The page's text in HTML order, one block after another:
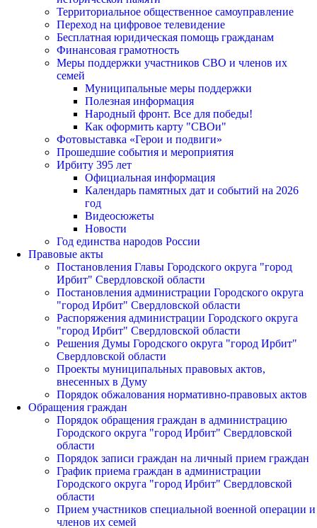
Территориальное общественное самоуправление
Переход на цифровое телевидение
Бесплатная юридическая помощь гражданам
Финансовая грамотность
Меры поддержки участников СВО и членов их
семей
Муниципальные меры поддержки
Полезная информация
Народный фронт. Все для победы!
Как оформить карту "СВОи"
Фотовыставка «Герои и подвиги»
Прошедшие события и мероприятия
Ирбиту 395 лет
Официальная информация
Календарь памятных дат и событий на 2026
год
Видеосюжеты
Новости
Год единства народов России
Правовые акты
Постановления Главы Городского округа "город
Ирбит" Свердловской области
Постановления администрации Городского округа
"город Ирбит" Свердловской области
Распоряжения администрации Городского округа
"город Ирбит" Свердловской области
Решения Думы Городского округа "город Ирбит"
Свердловской области
Проекты муниципальных правовых актов,
внесенных в Думу
Порядок обжалования нормативно-правовых актов
Обращения граждан
Порядок обращения граждан в администрацию
Городского округа "город Ирбит" Свердловской
области
Порядок записи граждан на личный прием граждан
График приема граждан в администрации
Городского округа "город Ирбит" Свердловской
области
Прием участников специальной военной операции и
членов их семей